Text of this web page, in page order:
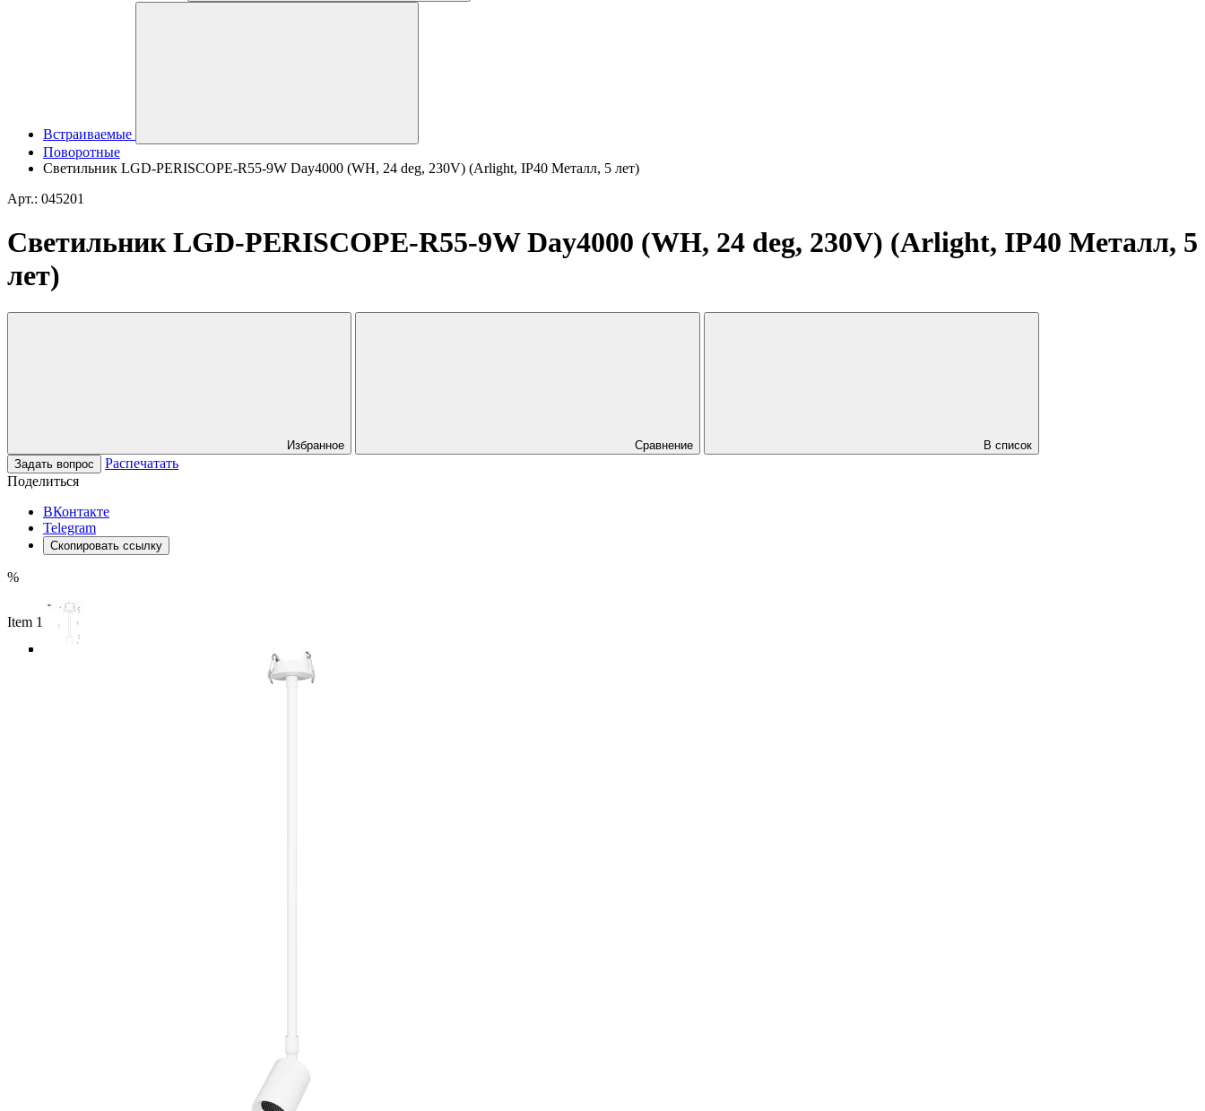
Встраиваемые
Поворотные
Светильник LGD-PERISCOPE-R55-9W Day4000 (WH, 24 deg, 230V) (Arlight, IP40 Металл, 5 лет)
Арт.: 045201
Светильник LGD-PERISCOPE-R55-9W Day4000 (WH, 24 deg, 230V) (Arlight, IP40 Металл, 5
лет)
Избранное Сравнение
В список
Задать вопрос
Распечатать
Поделиться
ВКонтакте
Telegram
Скопировать ссылку
%
Item 1 of 4